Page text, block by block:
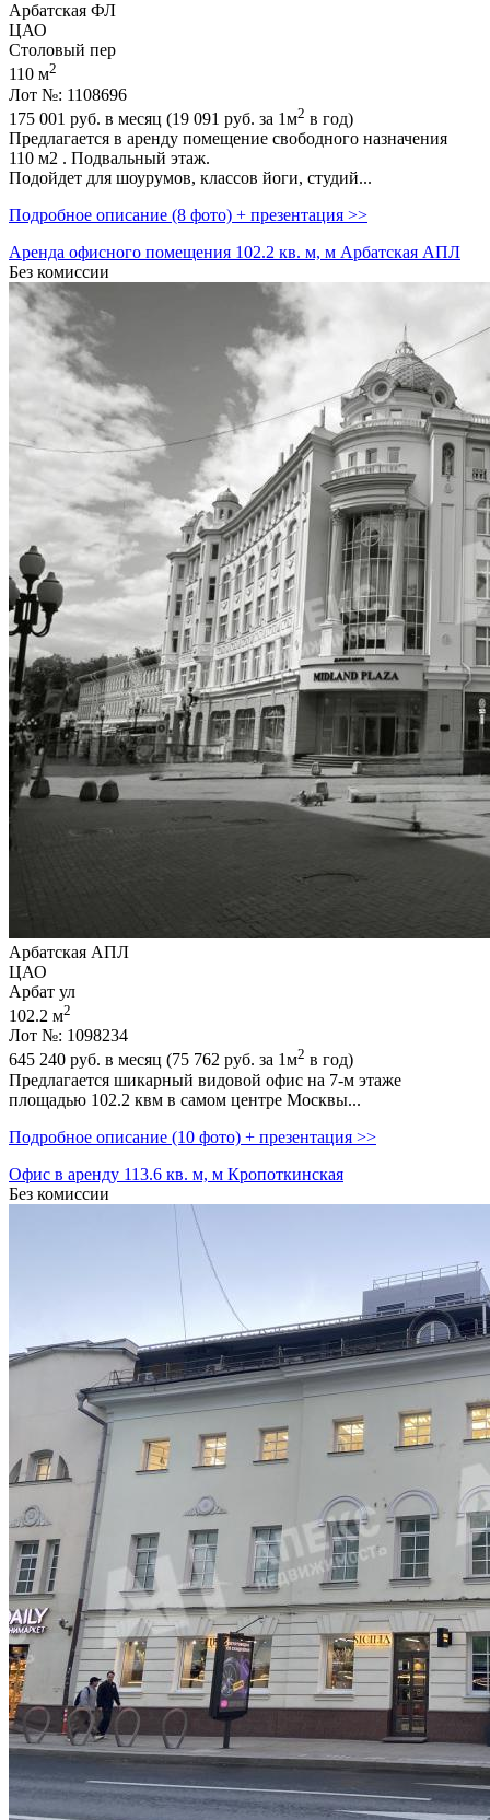
Арбатская ФЛ
ЦАО
Столовый пер
110 м2
Лот №: 1108696
175 001 руб. в месяц (19 091 руб. за 1м2 в год)
Предлагается в аренду помещение свободного назначения
110 м2 . Подвальный этаж.
Подойдет для шоурумов,­ классов йоги,­ студий...
Подробное описание (8 фото) + презентация >>
Аренда офисного помещения 102.2 кв. м, м Арбатская АПЛ
Без комиссии
Арбатская АПЛ
ЦАО
Арбат ул
102.2 м2
Лот №: 1098234
645 240 руб. в месяц (75 762 руб. за 1м2 в год)
Предлагается шикарный видовой офис на 7-м этаже
площадью 102.2 квм в самом центре Москвы...
Подробное описание (10 фото) + презентация >>
Офис в аренду 113.6 кв. м, м Кропоткинская
Без комиссии